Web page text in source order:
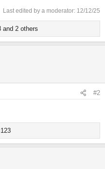
Last edited by a moderator: 12/12/25
and 2 others
#2